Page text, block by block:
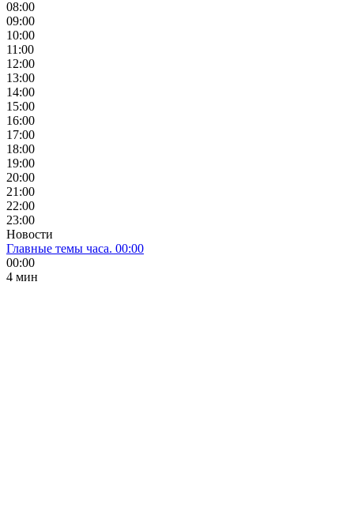
08:00
09:00
10:00
11:00
12:00
13:00
14:00
15:00
16:00
17:00
18:00
19:00
20:00
21:00
22:00
23:00
Новости
Главные темы часа. 00:00
00:00
4 мин